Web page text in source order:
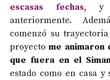
escasas fechas, y
anteriormente.
comenzó su
proyectome animaron
que fuera en el
estado como en casa